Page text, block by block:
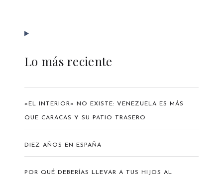
Lo más reciente
«EL INTERIOR» NO EXISTE: VENEZUELA ES MÁS
QUE CARACAS Y SU PATIO TRASERO
DIEZ AÑOS EN ESPAÑA
POR QUÉ DEBERÍAS LLEVAR A TUS HIJOS AL